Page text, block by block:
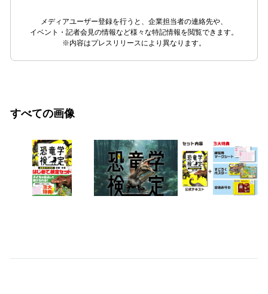
メディアユーザー登録を行うと、企業担当者の連絡先や、
イベント・記者会見の情報など様々な特記情報を閲覧できます。
※内容はプレスリリースにより異なります。
すべての画像